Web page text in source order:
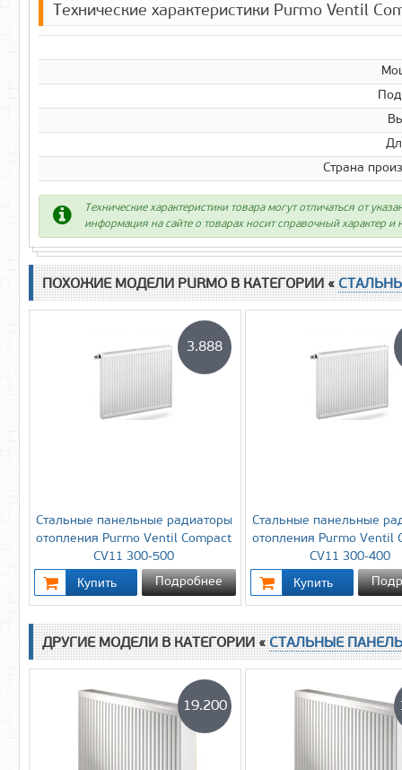
Технические характеристики Purmo Ventil
Страна
Технические характеристики товара могут отличаться от
информация на сайте о товарах носит справочный характер
ПОХОЖИЕ МОДЕЛИ PURMO В КАТЕГОРИИ «
Стальные панельные радиаторы
отопления Purmo Ventil Compact
CV11 300-500
3.888
Подробнее
Стальные панельные
отопления Purmo Ventil
CV11 300-400
ДРУГИЕ МОДЕЛИ В КАТЕГОРИИ «СТАЛЬНЫЕ
19.200